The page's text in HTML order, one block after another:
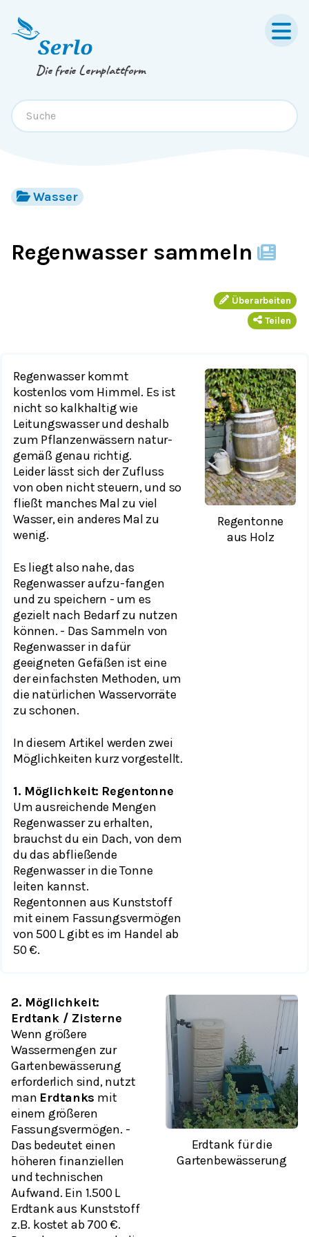
Springe zum
Die freie Lernplattform
Wasser
Regenwasser sammeln
Überarbeiten
Teilen
Regenwasser kommt
kostenlos vom Himmel. Es ist
nicht so kalkhaltig wie
Leitungswasser und deshalb
zum Pflanzenwässern natur-
gemäß genau richtig.
Leider lässt sich der Zufluss
von oben nicht steuern, und so
fließt manches Mal zu viel
Wasser, ein anderes Mal zu
wenig.
Es liegt also nahe, das
Regenwasser aufzu-fangen
und zu speichern - um es
gezielt nach Bedarf zu nutzen
können. - Das Sammeln von
Regenwasser in dafür
geeigneten Gefäßen ist eine
der einfachsten Methoden, um
die natürlichen Wasservorräte
zu schonen.
In diesem Artikel werden zwei
Möglichkeiten kurz vorgestellt.
1. Möglichkeit: Regentonne
Um ausreichende Mengen
Regenwasser zu erhalten,
brauchst du ein Dach, von dem
du das abfließende
Regenwasser in die Tonne
leiten kannst.
Regentonnen aus Kunststoff
mit einem Fassungsvermögen
von 500 L gibt es im Handel ab
50 €.
Regentonne
aus Holz
2. Möglichkeit:
Erdtank / Zisterne
Wenn größere
Wassermengen zur
Gartenbewässerung
erforderlich sind, nutzt
man Erdtanks mit
einem größeren
Fassungsvermögen. -
Das bedeutet einen
höheren finanziellen
und technischen
Aufwand. Ein 1.500 L
Erdtank aus Kunststoff
z.B. kostet ab 700 €.
Erdtank für die
Gartenbewässerung